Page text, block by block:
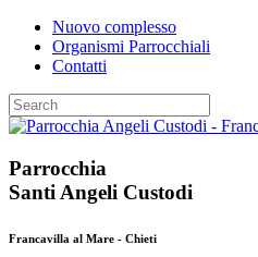
Nuovo complesso
Organismi Parrocchiali
Contatti
Parrocchia
Santi Angeli Custodi
Francavilla al Mare - Chieti